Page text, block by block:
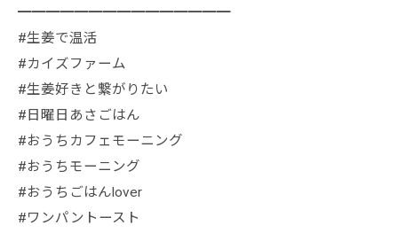
━━━━━━━━━━━━━━━
#生姜で温活
#カイズファーム
#生姜好きと繋がりたい
#日曜日あさごはん
#おうちカフェモーニング
#おうちモーニング
#おうちごはんlover
#ワンパントースト